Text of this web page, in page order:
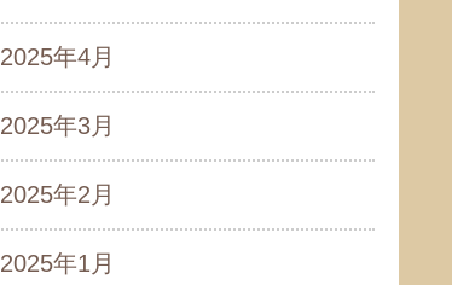
2025年4月
2025年3月
2025年2月
2025年1月